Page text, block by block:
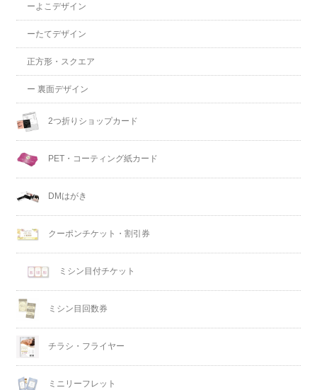
ーよこデザイン
ーたてデザイン
正方形・スクエア
ー 裏面デザイン
2つ折りショップカード
PET・コーティング紙カード
DMはがき
クーポンチケット・割引券
ミシン目付チケット
ミシン目回数券
チラシ・フライヤー
ミニリーフレット